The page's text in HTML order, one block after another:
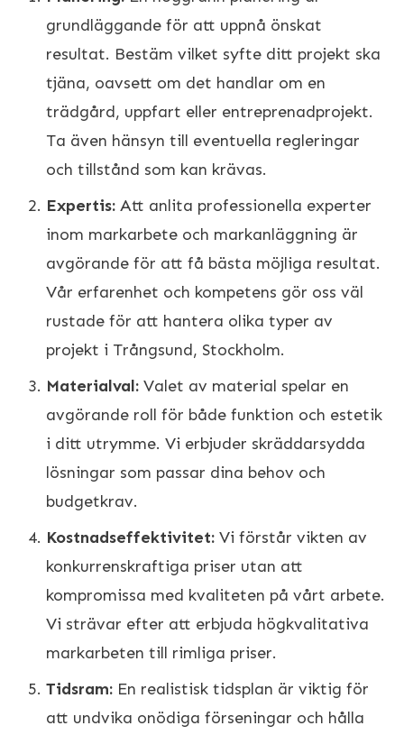
grundläggande för att uppnå önskat
resultat. Bestäm vilket syfte ditt projekt ska
tjäna, oavsett om det handlar om en
trädgård, uppfart eller entreprenadprojekt.
Ta även hänsyn till eventuella regleringar
och tillstånd som kan krävas.
Expertis: Att anlita professionella experter
inom markarbete och markanläggning är
avgörande för att få bästa möjliga resultat.
Vår erfarenhet och kompetens gör oss väl
rustade för att hantera olika typer av
projekt i Trångsund, Stockholm.
Materialval: Valet av material spelar en
avgörande roll för både funktion och estetik
i ditt utrymme. Vi erbjuder skräddarsydda
lösningar som passar dina behov och
budgetkrav.
Kostnadseffektivitet: Vi förstår vikten av
konkurrenskraftiga priser utan att
kompromissa med kvaliteten på vårt arbete.
Vi strävar efter att erbjuda högkvalitativa
markarbeten till rimliga priser.
Tidsram: En realistisk tidsplan är viktig för
att undvika onödiga förseningar och hålla